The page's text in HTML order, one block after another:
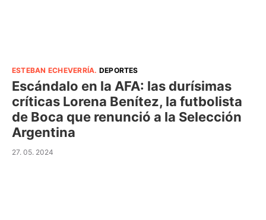
ESTEBAN ECHEVERRÍA. DEPORTES
Escándalo en la AFA: las durísimas
críticas Lorena Benítez, la futbolista
de Boca que renunció a la Selección
Argentina
27. 05. 2024